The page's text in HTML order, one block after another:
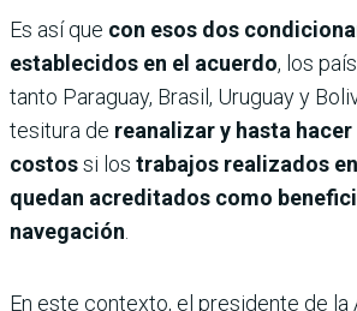
Es así que con esos dos
establecidos en el acuerdo, los
tanto Paraguay, Brasil, Uruguay y
tesitura de reanalizar y hasta hacer
costossi los trabajos realizados
quedan acreditados como
navegación
En este contexto, el presidente de la